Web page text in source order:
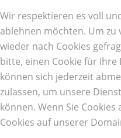
Wir respektieren es voll
ablehnen möchten. Um zu
wieder nach Cookies
bitte, einen Cookie für Ihre
können sich jederzeit
zulassen, um unsere
können. Wenn Sie
Cookies auf unserer